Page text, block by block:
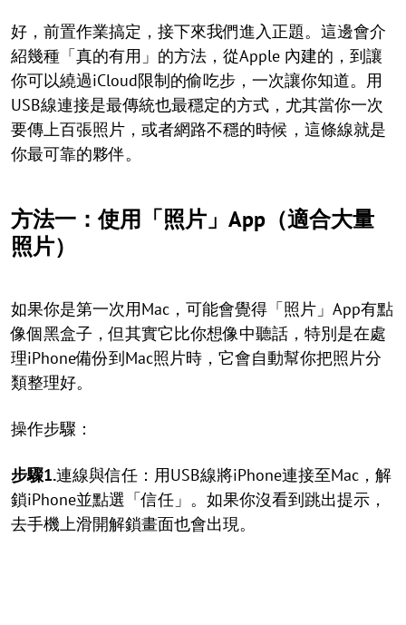
好，前置作業搞定，接下來我們進入正題。這邊會介
紹幾種「真的有用」的方法，從Apple 內建的，到讓
你可以繞過iCloud限制的偷吃步，一次讓你知道。用
USB線連接是最傳統也最穩定的方式，尤其當你一次
要傳上百張照片，或者網路不穩的時候，這條線就是
你最可靠的夥伴。
方法一：使用「照片」App（適合大量
照片）
如果你是第一次用Mac，可能會覺得「照片」App有點
像個黑盒子，但其實它比你想像中聽話，特別是在處
理iPhone備份到Mac照片時，它會自動幫你把照片分
類整理好。
操作步驟：
步驟1.連線與信任：用USB線將iPhone連接至Mac，解
鎖iPhone並點選「信任」。如果你沒看到跳出提示，
去手機上滑開解鎖畫面也會出現。